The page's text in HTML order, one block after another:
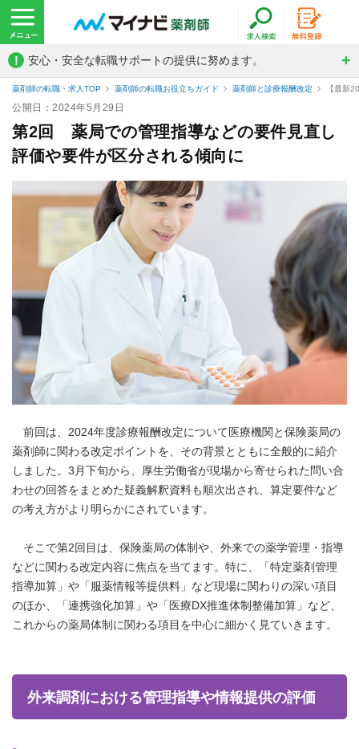
! 安心・安全な転職サポートの提供に努めます。
薬剤師の転職・求人TOP 薬剤師の転職お役立ちガイド 薬剤師と診療報酬改定 【最新
公開日：2024年5月29日
第2回 薬局での管理指導などの要件見直し
評価や要件が区分される傾向に
前回は、2024年度診療報酬改定について医療機関と保険薬局の
薬剤師に関わる改定ポイントを、その背景とともに全般的に紹介
しました。3月下旬から、厚生労働省が現場から寄せられた問い合
わせの回答をまとめた疑義解釈資料も順次出され、算定要件など
の考え方がより明らかにされています。
そこで第2回目は、保険薬局の体制や、外来での薬学管理・指導
などに関わる改定内容に焦点を当てます。特に、「特定薬剤管理
指導加算」や「服薬情報等提供料」など現場に関わりの深い項目
のほか、「連携強化加算」や「医療DX推進体制整備加算」など、
これからの薬局体制に関わる項目を中心に細かく見ていきます。
外来調剤における管理指導や情報提供の評価